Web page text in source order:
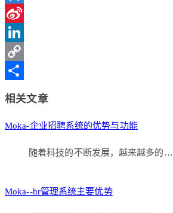
Qzone
Sina
Weibo
LinkedIn
Copy
相关文章
Moka-企业招聘系统的优势与功能
随着科技的不断发展，越来越多的…
Moka--hr管理系统主要优势